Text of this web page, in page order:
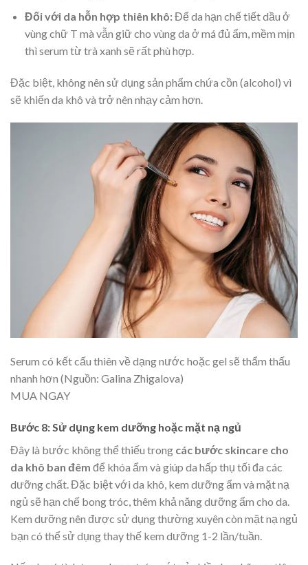
Đối với da hỗn hợp thiên khô:Để da hạn chế tiết dầu ở
vùng chữ T mà vẫn giữ cho vùng da ở má đủ ẩm, mềm mịn
thì serum từ trà xanh sẽ rất phù hợp.
Đặc biệt, không nên sử dụng sản phẩm chứa cồn (alcohol) vì
sẽ khiến da khô và trở nên nhạy cảm hơn.
Serum có kết cấu thiên về dạng nước hoặc gel sẽ thẩm thấu
nhanh hơn (Nguồn: Galina Zhigalova)
MUA NGAY
Bước 8: Sử dụng kem dưỡng hoặc mặt nạ ngủ
Đây là bước không thể thiếu trong các bước skincare cho
da khô ban đêm để khóa ẩm và giúp da hấp thụ tối đa các
dưỡng chất. Đặc biệt với da khô, kem dưỡng ẩm và mặt nạ
ngủ sẽ hạn chế bong tróc, thêm khả năng dưỡng ẩm cho da.
Kem dưỡng nên được sử dụng thường xuyên còn mặt nạ ngủ
bạn có thể sử dụng thay thế kem dưỡng 1-2 lần/tuần.